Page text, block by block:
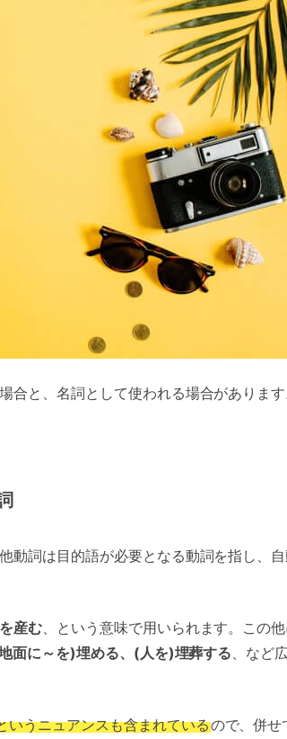
合と、名詞として使われる場合がありま
動詞は目的語が必要となる動詞を指し、
産む、という意味で用いられます。この
面に～を)埋める、(人を)埋葬する、など
いうニュアンスも含まれているので、併せ